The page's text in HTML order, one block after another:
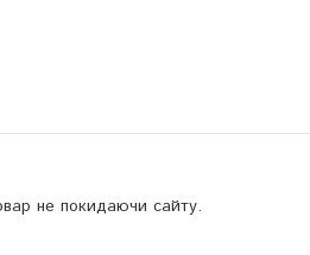
не покидаючи сайту.